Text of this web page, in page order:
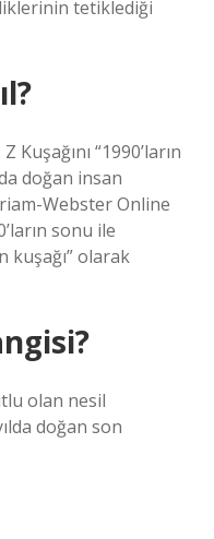
tetiklediği
“1990’ların
doğan insan
Webster Online
sonu ile
kuşağı” olarak
olan nesil
doğan son